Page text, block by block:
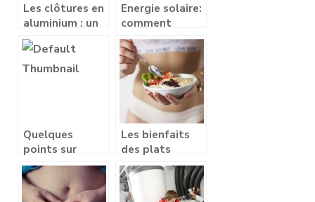
Les clôtures en
aluminium : un
excellent choix
de matériau
Energie solaire:
comment
choisir un
panneau solaire
?
Quelques
points sur
l’assurance d’un
vehicule
modifie
Les bienfaits
des plats
legers pour le
repas du soir